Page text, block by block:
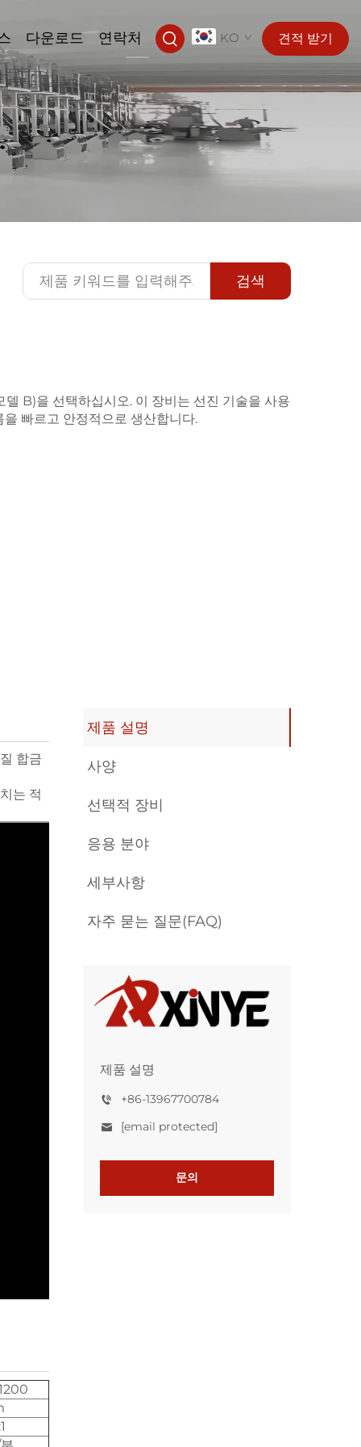
다운로드 연락처 KO 견적 받기
검색
B)을 선택하십시오. 이 장비는 선진 기술을 사용
빠르고 안정적으로 생산합니다.
제품 설명
사양
선택적 장비
응용 분야
세부사항
자주 묻는 질문(FAQ)
제품 설명
+86-13967700784
[email protected]
문의
합금
는 적